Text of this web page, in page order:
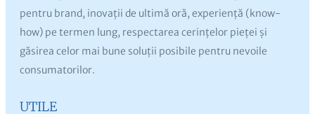
pentru brand, inovații de ultimă oră, experiență (know-
how) pe termen lung, respectarea cerințelor pieței și
găsirea celor mai bune soluții posibile pentru nevoile
consumatorilor.
UTILE